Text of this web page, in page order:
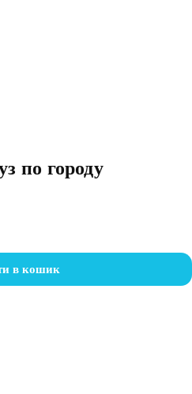
по городу
в кошик